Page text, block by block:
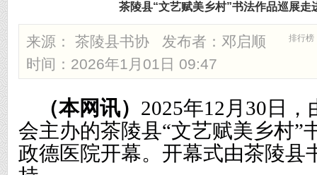
茶陵县“文艺赋美乡村”书法作品巡展走
排行榜
来源： 茶陵县书协 发布者： 邓启顺
时间：2026年1月01日 09:47
（本网讯） 2025年12月30日，
会主办的茶陵县“文艺赋美乡村”
政德医院开幕。 开幕式由茶陵县